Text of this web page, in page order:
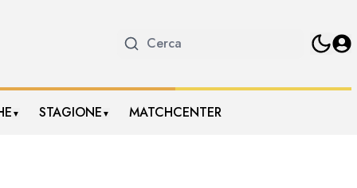
▼ STAGIONE ▼ MATCHCENTER